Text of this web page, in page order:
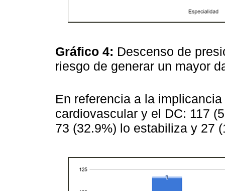
Gráfico 4: Descenso de
riesgo de generar un mayor
En referencia a la
cardiovascular y el DC: 117
73 (32.9%) lo estabiliza y 27